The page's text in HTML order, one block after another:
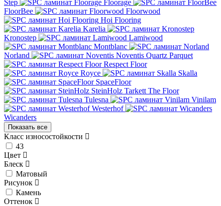
Step
Floorage
FloorBee
Floorwood
Hoi Flooring
Karelia
Kronostep
Lamiwood
Montblanc
Norland
Noventis Quartz Parquet
Respect Floor
Royce
Skalla
SpaceFloor
SteinHolz Tarkett The Floor
Tulesna
Vinilam
Westerhof
Wicanders
Показать все
Класс износостойкости
43
Цвет
Блеск
Матовый
Рисунок
Камень
Оттенок